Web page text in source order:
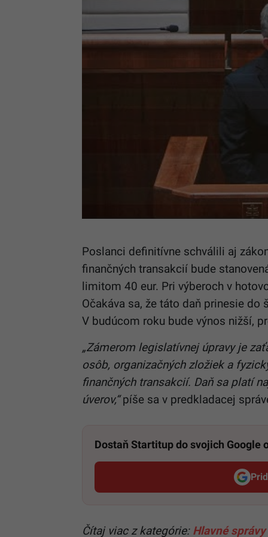
Poslanci definitívne schválili aj
finančných transakcií bude
limitom 40 eur. Pri výberoch v
Očakáva sa, že táto daň prinesie
V budúcom roku bude výnos nižší,
„Zámerom legislatívnej úpravy je
osôb, organizačných zložiek a
finančných transakcií. Daň sa platí
úverov,“píše sa v predkladacej
Dostaň Startitup do svojich Google
Čítaj viac z kategórie: Hlavné